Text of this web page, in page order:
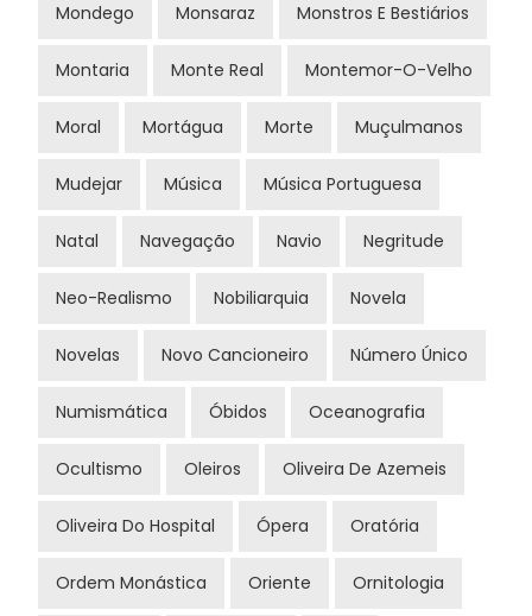
Mondego Monsaraz Monstros E Bestiários
Montaria Monte Real Montemor-O-Velho
Moral Mortágua Morte Muçulmanos
Mudejar Música Música Portuguesa
Natal Navegação Navio Negritude
Neo-Realismo Nobiliarquia Novela
Novelas Novo Cancioneiro Número Único
Numismática Óbidos Oceanografia
Ocultismo Oleiros Oliveira De Azemeis
Oliveira Do Hospital Ópera Oratória
Ordem Monástica Oriente Ornitologia